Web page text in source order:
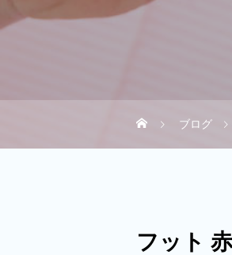
ブログ
フット 赤